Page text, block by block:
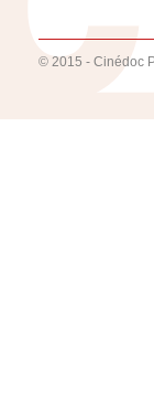
© 2015 - Cinédoc